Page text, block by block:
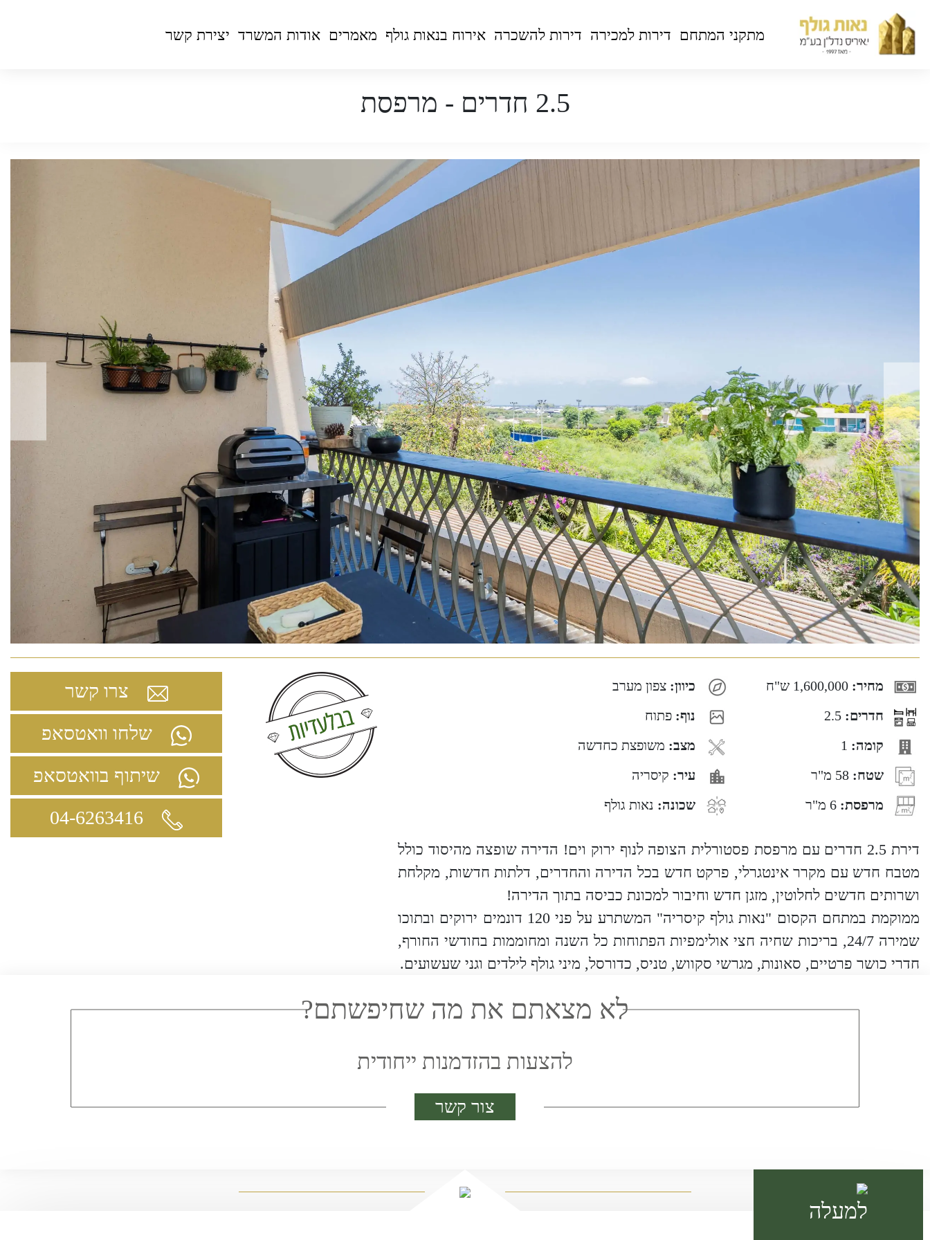
מתקני המתחם דירות למכירה דירות להשכרה אירוח בנאות גולף מאמרים אודות המשרד יצירת קשר
2.5 חדרים - מרפסת
מחיר: 1,600,000 ש"ח כיוון: צפון מערב
חדרים: 2.5 נוף: פתוח
קומה: 1 מצב: משופצת כחדשה
שטח: 58 מ"ר עיר: קיסריה
מרפסת: 6 מ"ר שכונה: נאות גולף
דירת 2.5 חדרים עם מרפסת פסטורלית הצופה לנוף ירוק וים! הדירה שופצה מהיסוד כולל
מטבח חדש עם מקרר אינטגרלי, פרקט חדש בכל הדירה והחדרים, דלתות חדשות, מקלחת
ושרותים חדשים לחלוטין, מזגן חדש וחיבור למכונת כביסה בתוך הדירה!
ממוקמת במתחם הקסום "נאות גולף קיסריה" המשתרע על פני 120 דונמים ירוקים ובתוכו
שמירה 24/7, בריכות שחיה חצי אולימפיות הפתוחות כל השנה ומחוממות בחודשי החורף,
חדרי כושר פרטיים, סאונות, מגרשי סקווש, טניס, כדורסל, מיני גולף לילדים וגני שעשועים.
צרו קשר
שלחו וואטסאפ
שיתוף בוואטסאפ
לא מצאתם את מה שחיפשתם?
להצעות בהזדמנות ייחודית
צור קשר
למעלה